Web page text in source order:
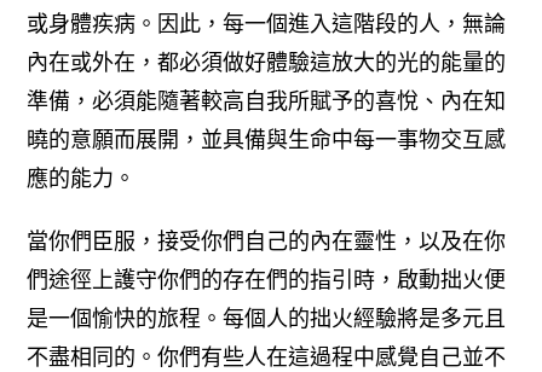
或身體疾病。因此，每一個進入這階段的人，無論
內在或外在，都必須做好體驗這放大的光的能量的
準備，必須能隨著較高自我所賦予的喜悅、內在知
曉的意願而展開，並具備與生命中每一事物交互感
應的能力。
當你們臣服，接受你們自己的內在靈性，以及在你
們途徑上護守你們的存在們的指引時，啟動拙火便
是一個愉快的旅程。每個人的拙火經驗將是多元且
不盡相同的。你們有些人在這過程中感覺自己並不